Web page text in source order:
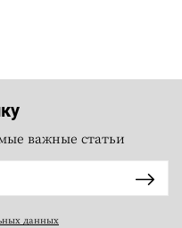
важные статьи
данных